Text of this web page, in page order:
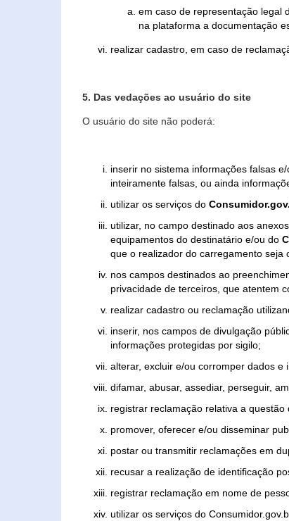
em caso de representação legal
na plataforma a documentação
realizar cadastro, em caso de
5. Das vedações ao usuário do site
O usuário do site não poderá:
inserir no sistema informações falsas
inteiramente falsas, ou ainda
utilizar os serviços do
utilizar, no campo destinado aos
equipamentos do destinatário e/ou do
que o realizador do carregamento seja
nos campos destinados ao
privacidade de terceiros, que atentem
realizar cadastro ou reclamação
inserir, nos campos de divulgação
informações protegidas por sigilo;
alterar, excluir e/ou corromper dados e
difamar, abusar, assediar, perseguir,
registrar reclamação relativa a
promover, oferecer e/ou disseminar
postar ou transmitir reclamações em
recusar a realização de identificação
registrar reclamação em nome de
utilizar os serviços do